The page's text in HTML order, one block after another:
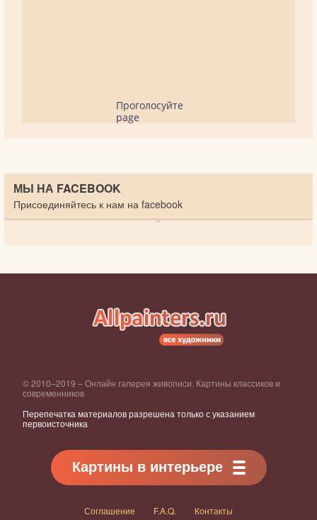
Проголосуйте
page
МЫ НА FACEBOOK
Присоединяйтесь к нам на facebook
© 2010–2019 – Онлайн галерея живописи. Картины классиков и
современников
Перепечатка материалов разрешена только с указанием
первоисточника
Картины в интерьере
Соглашение F.A.Q. Контакты